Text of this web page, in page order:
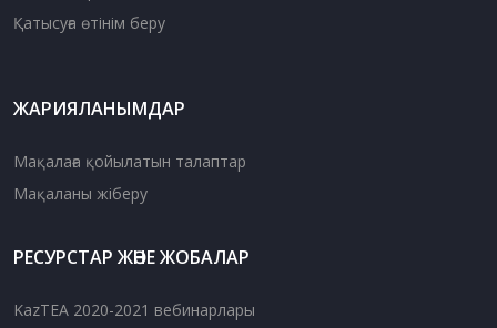
Қатысуға өтінім беру
ЖАРИЯЛАНЫМДАР
Мақалаға қойылатын талаптар
Мақаланы жіберу
РЕСУРСТАР ЖӘНЕ ЖОБАЛАР
KazTEA 2020-2021 вебинарлары